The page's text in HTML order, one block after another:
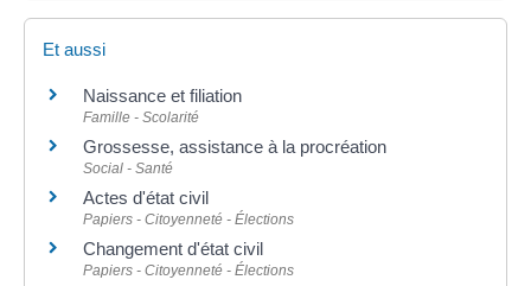
Et aussi
Naissance et filiation
Famille - Scolarité
Grossesse, assistance à la procréation
Social - Santé
Actes d'état civil
Papiers - Citoyenneté - Élections
Changement d'état civil
Papiers - Citoyenneté - Élections